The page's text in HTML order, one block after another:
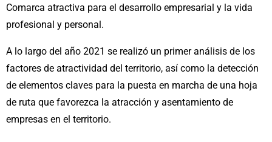
Comarca atractiva para el desarrollo empresarial y la vida
profesional y personal.
A lo largo del año 2021 se realizó un primer análisis de los
factores de atractividad del territorio, así como la detección
de elementos claves para la puesta en marcha de una hoja
de ruta que favorezca la atracción y asentamiento de
empresas en el territorio.